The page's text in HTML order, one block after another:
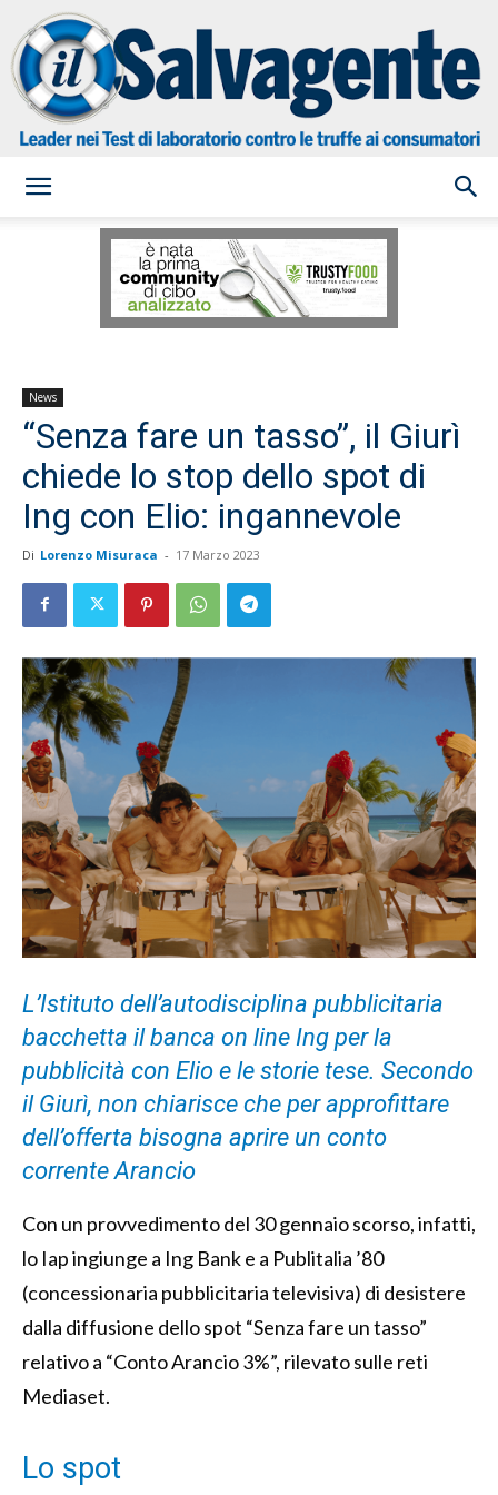
Salvagente
News
“Senza fare un tasso”, il Giurì
chiede lo stop dello spot di
Ing con Elio: ingannevole
Di Lorenzo Misuraca - 17 Marzo 2023
L’Istituto dell’autodisciplina pubblicitaria
bacchetta il banca on line Ing per la
pubblicità con Elio e le storie tese. Secondo
il Giurì, non chiarisce che per approfittare
dell’offerta bisogna aprire un conto
corrente Arancio
Con un provvedimento del 30 gennaio scorso, infatti,
lo Iap ingiunge a Ing Bank e a Publitalia ’80
(concessionaria pubblicitaria televisiva) di desistere
dalla diffusione dello spot “Senza fare un tasso”
relativo a “Conto Arancio 3%”, rilevato sulle reti
Mediaset.
Lo spot